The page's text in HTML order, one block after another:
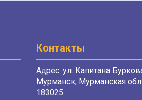
Контакты
Адрес: ул. Капитана
Мурманск, Мурманская
183025